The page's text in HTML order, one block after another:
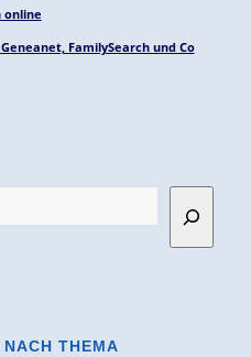
online
FamilySearch und Co
THEMA